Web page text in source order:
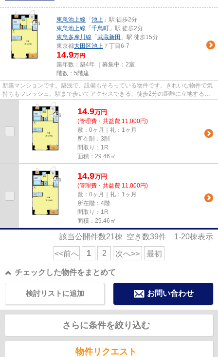
東急池上線 「 池上 」駅 徒歩2分
東急池上線 「 千鳥町 」駅 徒歩2分
東急多摩川線 「 武蔵新田 」駅 徒歩15分
東京都大田区池上 ７丁目6-7
14.9万円
築年数：築4年 ｜募集中： 2室
階数：5階建
新築マンションです。築浅で、設備もそろっている物件です。きれいな物件で気
持ちもフレッシュ。駅まで歩いてアクセスできる、徒歩2分の距離に立地する物
件です。池上周辺にある物件の...
14.9万円
(管理費・共益費 11,000円)
敷：0ヶ月｜礼：1ヶ月
所在階：3階
間取り：1R
面積：29.46㎡
14.9万円
(管理費・共益費 11,000円)
敷：0ヶ月｜礼：1ヶ月
所在階：4階
間取り：1R
面積：29.46㎡
該当公開件数21棟 空き数39件 1-20棟表示
<<前へ 1 2 次へ>> 最初
チェックした物件をまとめて
お問い合わせ
検討リストに追加
さらに条件を絞り込む
物件リクエスト